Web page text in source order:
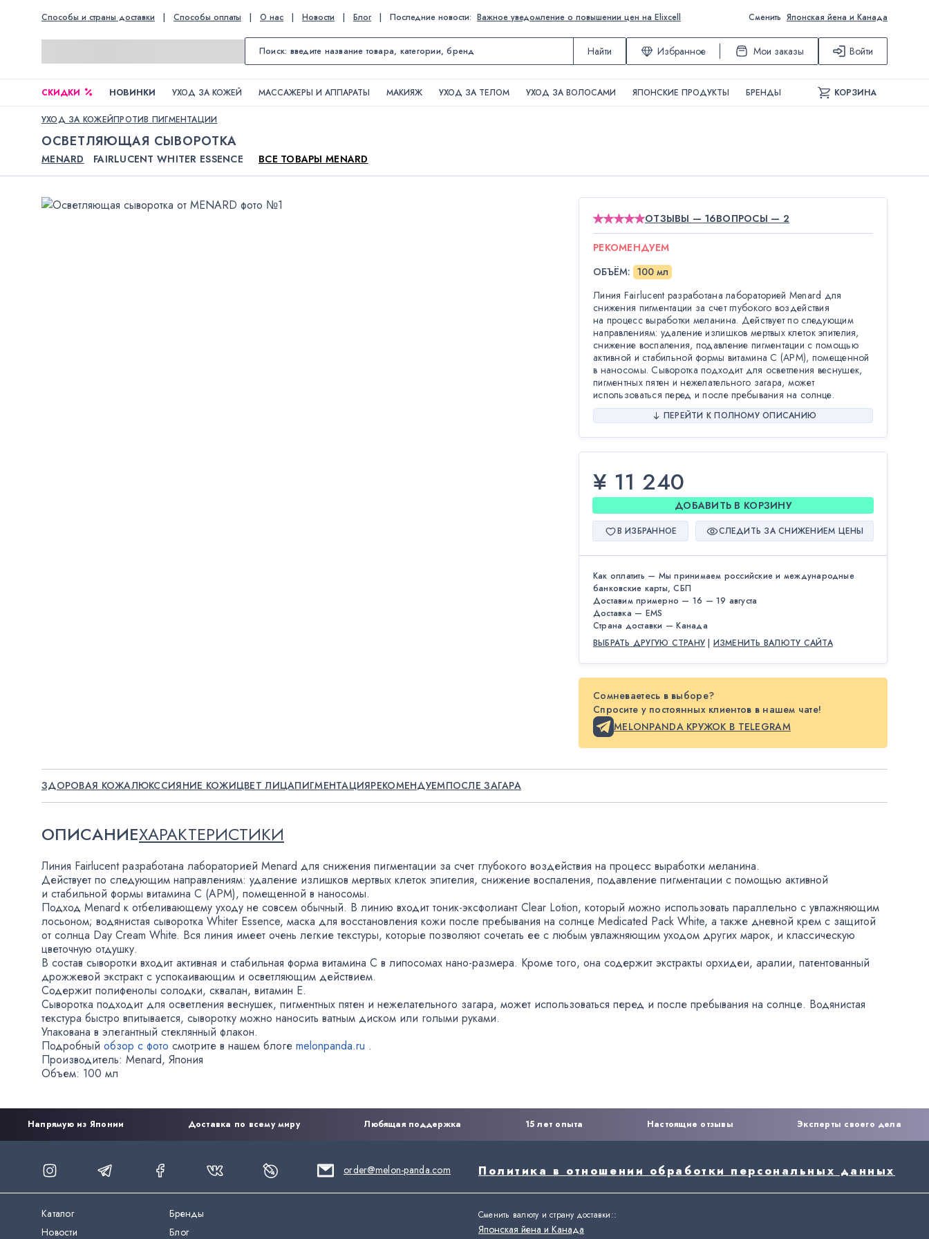
Способы и страны доставки | Способы оплаты | О нас | Новости | Блог | Последние новости: Важное уведомление о повышении цен на Elixcell Сменить Японская йена и Канада
Найти Избранное Мои заказы Войти
СКИДКИ НОВИНКИ УХОД ЗА КОЖЕЙ МАССАЖЕРЫ И АППАРАТЫ МАКИЯЖ УХОД ЗА ТЕЛОМ УХОД ЗА ВОЛОСАМИ ЯПОНСКИЕ ПРОДУКТЫ БРЕНДЫ КОРЗИНА
УХОД ЗА КОЖЕЙПРОТИВ ПИГМЕНТАЦИИ
ОСВЕТЛЯЮЩАЯ СЫВОРОТКА
MENARD FAIRLUCENT WHITER ESSENCE ВСЕ ТОВАРЫ MENARD
ОТЗЫВЫ — 16ВОПРОСЫ — 2
РЕКОМЕНДУЕМ
ОБЪЁМ: 100 мл
Линия Fairlucent разработана лабораторией Menard для
снижения пигментации за счет глубокого воздействия
на процесс выработки меланина. Действует по следующим
направлениям: удаление излишков мертвых клеток эпителия,
снижение воспаления, подавление пигментации с помощью
активной и стабильной формы витамина С (APM), помещенной
в наносомы. Сыворотка подходит для осветления веснушек,
пигментных пятен и нежелательного загара, может
использоваться перед и после пребывания на солнце.
ПЕРЕЙТИ К ПОЛНОМУ ОПИСАНИЮ
¥ 11 240
ДОБАВИТЬ В КОРЗИНУ
В ИЗБРАННОЕ СЛЕДИТЬ ЗА СНИЖЕНИЕМ ЦЕНЫ
Как оплатить — Мы принимаем российские и международные
банковские карты, СБП
Доставим примерно — 16 — 19 августа
Доставка — EMS
Страна доставки — Канада
ВЫБРАТЬ ДРУГУЮ СТРАНУ | ИЗМЕНИТЬ ВАЛЮТУ САЙТА
Сомневаетесь в выборе?
Спросите у постоянных клиентов в нашем чате!
MELONPANDA КРУЖОК В TELEGRAM
ЗДОРОВАЯ КОЖАЛЮКССИЯНИЕ КОЖИЦВЕТ ЛИЦАПИГМЕНТАЦИЯРЕКОМЕНДУЕМПОСЛЕ ЗАГАРА
ОПИСАНИЕХАРАКТЕРИСТИКИ
Линия Fairlucent разработана лабораторией Menard для снижения пигментации за счет глубокого воздействия на процесс выработки меланина.
Действует по следующим направлениям: удаление излишков мертвых клеток эпителия, снижение воспаления, подавление пигментации с помощью активной
и стабильной формы витамина С (APM), помещенной в наносомы.
Подход Menard к отбеливающему уходу не совсем обычный. В линию входит тоник-эксфолиант Clear Lotion, который можно использовать параллельно с увлажняющим
лосьоном; водянистая сыворотка Whiter Essence, маска для восстановления кожи после пребывания на солнце Medicated Pack White, а также дневной крем с защитой
от солнца Day Cream White. Вся линия имеет очень легкие текстуры, которые позволяют сочетать ее с любым увлажняющим уходом других марок, и классическую
цветочную отдушку.
В состав сыворотки входит активная и стабильная форма витамина С в липосомах нано-размера. Кроме того, она содержит экстракты орхидеи, аралии, патентованный
дрожжевой экстракт с успокаивающим и осветляющим действием.
Содержит полифенолы солодки, сквалан, витамин Е.
Сыворотка подходит для осветления веснушек, пигментных пятен и нежелательного загара, может использоваться перед и после пребывания на солнце. Водянистая
текстура быстро впитывается, сыворотку можно наносить ватным диском или голыми руками.
Упакована в элегантный стеклянный флакон.
Подробный обзор с фото смотрите в нашем блоге melonpanda.ru .
Производитель: Menard, Япония
Объем: 100 мл
Напрямую из Японии Доставка по всему миру Любящая поддержка 15 лет опыта Настоящие отзывы Эксперты своего дела
order@melon-panda.com Политика в отношении обработки персональных данных
Каталог
Бренды
Новости
Блог
Сменить валюту и страну доставки::
Японская йена и Канада